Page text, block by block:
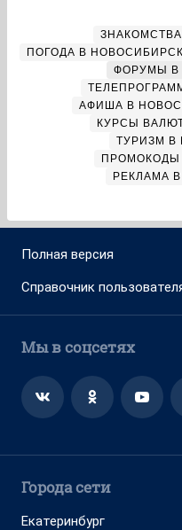
ПОГОДА В
ФОРУМЫ В
АФИША В
КУРСЫ
ТУРИЗМ В
ПРОМОКОДЫ
РЕКЛАМА
Полная версия
Справочник
Мы в соцсетях
Города сети
Екатеринбург